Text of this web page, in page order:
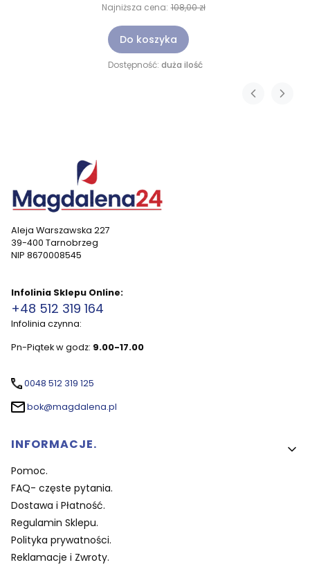
Najniższa cena: 108,00 zł
Do koszyka
Dostępność: duża ilość
Aleja Warszawska 227
39-400 Tarnobrzeg
NIP 8670008545
Infolinia Sklepu Online:
+48 512 319 164
Infolinia czynna:
Pn-Piątek w godz: 9.00-17.00
0048 512 319 125
bok@magdalena.pl
Linki w stopce
INFORMACJE.
Pomoc.
FAQ- częste pytania.
Dostawa i Płatność.
Regulamin Sklepu.
Polityka prywatności.
Reklamacje i Zwroty.